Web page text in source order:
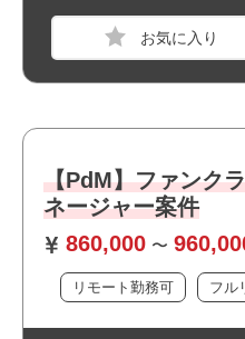
【PdM】ファンク
ネージャー案件
860,000 〜
リモート勤務可 フル
行った経験
・アダルトコンテンツへの
おすすめポイント
・新規開発に携われます
・BtoC向けのサービスに
・選考スピードの速い案
・長期就業が見込める案
サービス
・BtoCでのwebまたはアプ
・50-100 万ユーザレベルの
・チームリーダ経験 or ディ
・主体的に課題を発見し、
・複数のステークホルダー